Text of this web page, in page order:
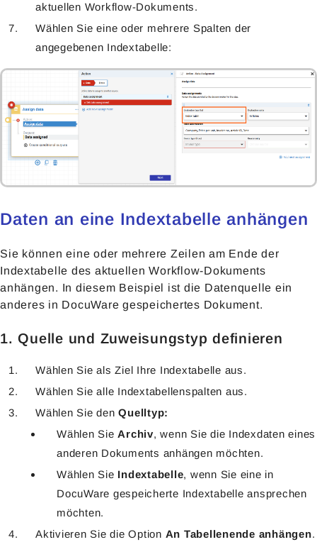
aktuellen Workflow-Dokuments.
Wählen Sie eine oder mehrere Spalten der
angegebenen Indextabelle:
Daten an eine Indextabelle anhängen
Sie können eine oder mehrere Zeilen am Ende der
Indextabelle des aktuellen Workflow-Dokuments
anhängen. In diesem Beispiel ist die Datenquelle ein
anderes in DocuWare gespeichertes Dokument.
1. Quelle und Zuweisungstyp definieren
Wählen Sie als Ziel Ihre Indextabelle aus.
Wählen Sie alle Indextabellenspalten aus.
Wählen Sie denQuelltyp:
Wählen Sie Archiv, wenn Sie die Indexdaten eines
anderen Dokuments anhängen möchten.
Wählen Sie Indextabelle, wenn Sie eine in
DocuWare gespeicherte Indextabelle ansprechen
möchten.
Aktivieren Sie die Option An Tabellenende anhängen.